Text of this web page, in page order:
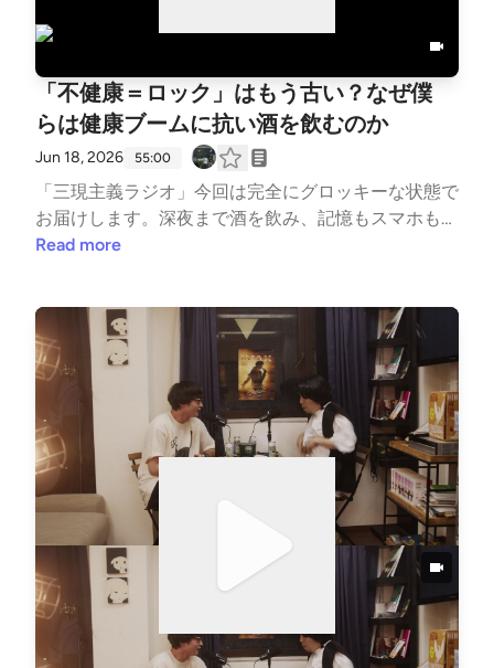
ない時代」。生きることにも死ぬことにも意味がない
時代に、それでも僕らはなぜ音楽を作り続けるの
か。 🎙️今週の見出し🎙️00:00:00 オープニング：202
6年上半期、「空虚感」の半年を振り返る00:04:11 電
通・TikTok・Pinterestが重要視すえうトレンド「現実
逃避」の正体00:09:20 バズったコスパ商品よりイソ
ップの6000円のシャンプーを選ぶ00:16:31 完璧なVlo
gより「女3人のドタバタ旅行」が伸びるTikTokの現在
地00:21:38 IFPI発表・音楽市場の売上が過去最高額で
エクストリーム」：2020年代前半00:32:00 80年代の
「何もないけど全てある」と、現代の「全てあるけど
何もない」の対比00:35:50 スパムやAIを疑い続ける
脳の疲労と「AIバーンアウト」00:45:49 Resident Ad
visorの記事「2020年代の音はまだない」00:46:00 D
J Harveyが語る「嫌悪感を抱くような新しい音楽」の
必要性00:53:45 ライブのダイジェスト映像より「ス
タジオ練習の様子」が伸びる理由01:02:00 2026年Ka
zma的上半期ベスト楽曲：SHO-SENSEI「スカート」
とGuiano「せかいのしくみ」01:07:00 理久が選ぶ上
半期ベスト：MeadowgladeとTrooper Salute01:13:00
エンディング：無意味と分かっていても、明日も生き
る
「不健康＝ロック」はもう古い？なぜ僕
らは健康ブームに抗い酒を飲むのか
Jun 18, 2026 55:00
「三現主義ラジオ」今回は完全にグロッキーな状態で
お届けします。深夜まで酒を飲み、記憶もスマホも失
ったKazmaの絶望的な二日酔いからスタート。31歳を
満の指摘など、体を酷使してきたバンドマンのリアル
な「ガタ」が浮き彫りになります。一方、世の中は
「ソフトクラビング」や「ソバーキュリアス」など空
前の健康ブーム。なぜ僕らは高いお金（生涯医療費2
700万円！）を払ってまで、自傷行為のような不健康
な生活を続けるのか？ 「不健康＝ロック」という幻
想の崩壊や、それでも「99回失敗しても1回の奇跡が
ある」打ち上げの魔力を信じてお酒を飲む理由につい
て語り合います。番組後半では、理久がブッキングを
担当する西永福JAMのイベント「Bedroom Talks」
（6月22日・月曜日開催）の告知も。会場で「三現主
義ラジオ聴いてます」と伝えると「ステッカー＆ドリ
ンク1杯無料」のリスナー特典がありますので、ぜひ
Read more